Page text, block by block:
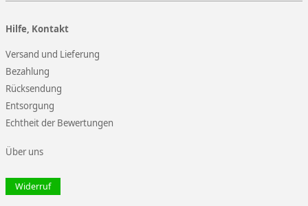
Hilfe, Kontakt
Versand und Lieferung
Bezahlung
Rücksendung
Entsorgung
Echtheit der Bewertungen
Über uns
Widerruf